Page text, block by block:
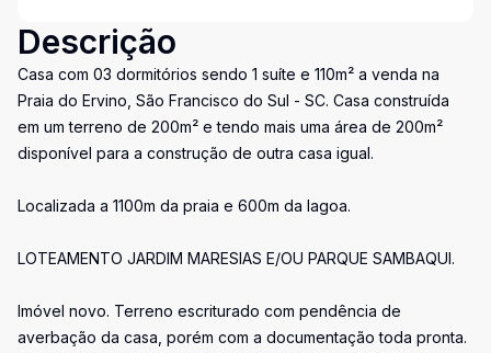
Descrição
Casa com 03 dormitórios sendo 1 suíte e 110m² a venda na
Praia do Ervino, São Francisco do Sul - SC. Casa construída
em um terreno de 200m² e tendo mais uma área de 200m²
disponível para a construção de outra casa igual.
Localizada a 1100m da praia e 600m da lagoa.
LOTEAMENTO JARDIM MARESIAS E/OU PARQUE SAMBAQUI.
Imóvel novo. Terreno escriturado com pendência de
averbação da casa, porém com a documentação toda pronta.